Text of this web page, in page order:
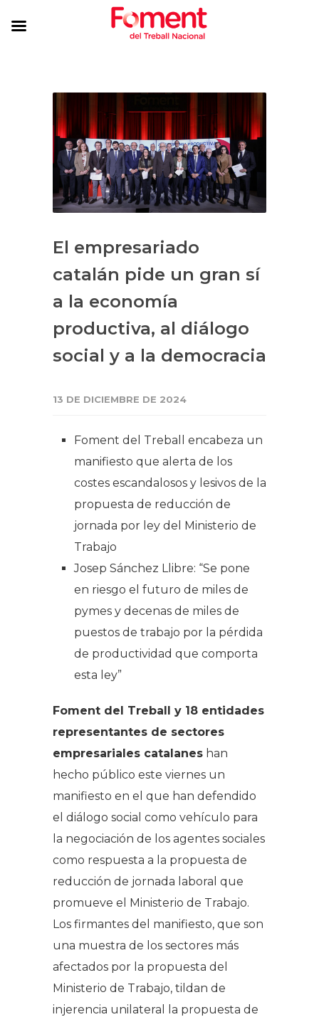
El empresariado
catalán pide un gran sí
a la economía
productiva, al diálogo
social y a la democracia
13 DE DICIEMBRE DE 2024
Foment del Treball encabeza un
manifiesto que alerta de los
costes escandalosos y lesivos de la
propuesta de reducción de
jornada por ley del Ministerio de
Trabajo
Josep Sánchez Llibre: “Se pone
en riesgo el futuro de miles de
pymes y decenas de miles de
puestos de trabajo por la pérdida
de productividad que comporta
esta ley”
Foment del Treball y 18 entidades
representantes de sectores
empresariales catalanes han
hecho público este viernes un
manifiesto en el que han defendido
el diálogo social como vehículo para
la negociación de los agentes sociales
como respuesta a la propuesta de
reducción de jornada laboral que
promueve el Ministerio de Trabajo.
Los firmantes del manifiesto, que son
una muestra de los sectores más
afectados por la propuesta del
Ministerio de Trabajo, tildan de
injerencia unilateral la propuesta de